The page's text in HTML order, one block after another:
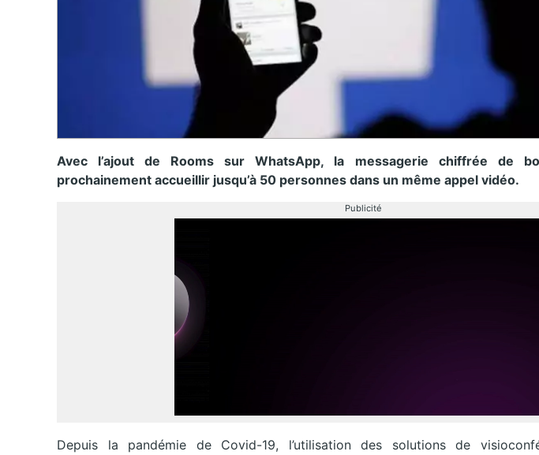
Avec l’ajout de Rooms sur WhatsApp, la messagerie chiffrée de
prochainement accueillir jusqu’à 50 personnes dans un même appel vidéo.
Publicité
Depuis la pandémie de Covid-19, l’utilisation des solutions de